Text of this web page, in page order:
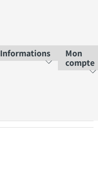
Informations
Mon
compte